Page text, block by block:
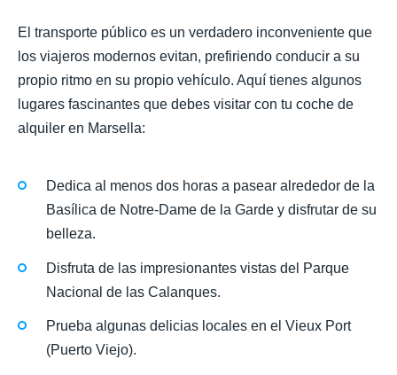
El transporte público es un verdadero inconveniente que
los viajeros modernos evitan, prefiriendo conducir a su
propio ritmo en su propio vehículo. Aquí tienes algunos
lugares fascinantes que debes visitar con tu coche de
alquiler en Marsella:
Dedica al menos dos horas a pasear alrededor de la
Basílica de Notre-Dame de la Garde y disfrutar de su
belleza.
Disfruta de las impresionantes vistas del Parque
Nacional de las Calanques.
Prueba algunas delicias locales en el Vieux Port
(Puerto Viejo).